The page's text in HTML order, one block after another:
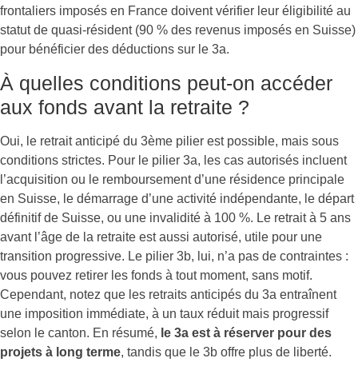
frontaliers imposés en France doivent vérifier leur éligibilité au
statut de quasi-résident (90 % des revenus imposés en Suisse)
pour bénéficier des déductions sur le 3a.
À quelles conditions peut-on accéder
aux fonds avant la retraite ?
Oui, le retrait anticipé du 3ème pilier est possible, mais sous
conditions strictes. Pour le pilier 3a, les cas autorisés incluent
l’acquisition ou le remboursement d’une résidence principale
en Suisse, le démarrage d’une activité indépendante, le départ
définitif de Suisse, ou une invalidité à 100 %. Le retrait à 5 ans
avant l’âge de la retraite est aussi autorisé, utile pour une
transition progressive. Le pilier 3b, lui, n’a pas de contraintes :
vous pouvez retirer les fonds à tout moment, sans motif.
Cependant, notez que les retraits anticipés du 3a entraînent
une imposition immédiate, à un taux réduit mais progressif
selon le canton. En résumé, le 3a est à réserver pour des
projets à long terme, tandis que le 3b offre plus de liberté.